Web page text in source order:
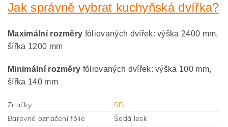
Jak správně vybrat kuchyňská dvířka?
Maximální rozměry fóliovaných dvířek: výška 2400 mm,
šířka 1200 mm
Minimální rozměry fóliovaných dvířek: výška 100 mm,
šířka 140 mm
Značky
SD
Barevné označení fólie
Šedá lesk